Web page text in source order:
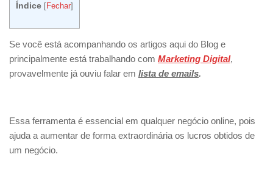
Índice [Fechar]
Se você está acompanhando os artigos aqui do Blog e
principalmente está trabalhando com Marketing Digital,
provavelmente já ouviu falar em lista de emails.
Essa ferramenta é essencial em qualquer negócio online, pois
ajuda a aumentar de forma extraordinária os lucros obtidos de
um negócio.